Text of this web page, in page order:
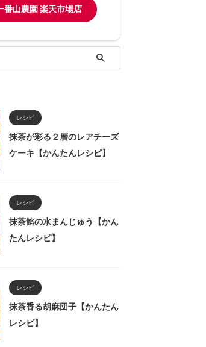
番山農園 楽天市場店
レシピ
抹茶が彩る２層のレアチーズ
ケーキ【かんたんレシピ】
レシピ
抹茶餡の水まんじゅう【かん
たんレシピ】
レシピ
抹茶香る胡麻団子【かんたん
レシピ】